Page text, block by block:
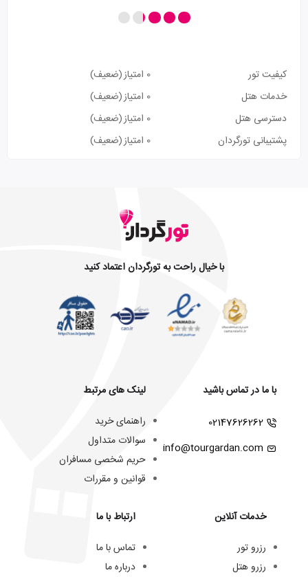
کیفیت تور 0 امتیاز
(ضعیف)
خدمات هتل
0 امتیاز
(ضعیف)
دسترسی هتل
0 امتیاز
(ضعیف)
پشتیبانی تورگردان
0 امتیاز (ضعیف)
با خیال راحت به تورگردان اعتماد کنید
با ما در تماس باشید
02147626262
info@tourgardan.com
خدمات آنلاین
رزرو تور
رزرو هتل
لینک های مرتبط
راهنمای خرید
سوالات متداول
حریم شخصی مسافران
قوانین و مقررات
ارتباط با ما
تماس با ما
درباره ما